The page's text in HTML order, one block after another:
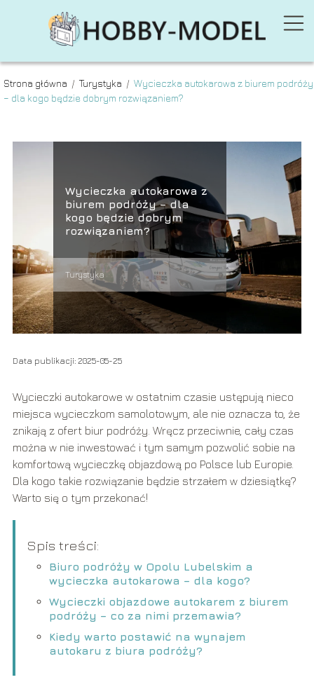
Strona główna / Turystyka / Wycieczka autokarowa z biurem podróży
– dla kogo będzie dobrym rozwiązaniem?
Wycieczka autokarowa z
biurem podróży – dla
kogo będzie dobrym
rozwiązaniem?
Turystyka
Data publikacji: 2025-05-25
Wycieczki autokarowe w ostatnim czasie ustępują nieco
miejsca wycieczkom samolotowym, ale nie oznacza to, że
znikają z ofert biur podróży. Wręcz przeciwnie, cały czas
można w nie inwestować i tym samym pozwolić sobie na
komfortową wycieczkę objazdową po Polsce lub Europie.
Dla kogo takie rozwiązanie będzie strzałem w dziesiątkę?
Warto się o tym przekonać!
Spis treści:
Biuro podróży w Opolu Lubelskim a
wycieczka autokarowa – dla kogo?
Wycieczki objazdowe autokarem z biurem
podróży – co za nimi przemawia?
Kiedy warto postawić na wynajem
autokaru z biura podróży?